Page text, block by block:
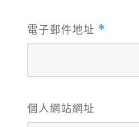
電子郵件地址 *
個人網站網址